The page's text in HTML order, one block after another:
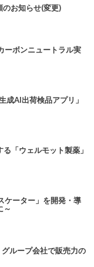
お知らせ(変更)
ーボンニュートラル実
成AI出荷検品アプリ」
「ウェルモット製薬」
ケーター」を開発・導
～
ループ会社で販売力の